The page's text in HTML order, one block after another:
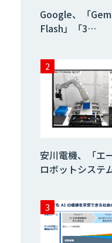
Google、「
Flash」「3…
安川電機、「エ
ロボットシステ